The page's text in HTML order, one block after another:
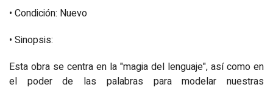
• Condición: Nuevo
• Sinopsis:
Esta obra se centra en la "magia del lenguaje", así como en
el poder de las palabras para modelar nuestras